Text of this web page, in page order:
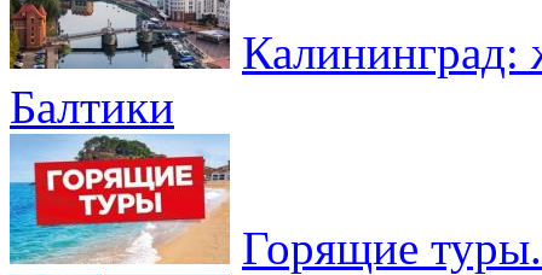
Калининград:
Балтики
Горящие